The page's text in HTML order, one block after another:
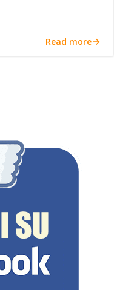
Read more